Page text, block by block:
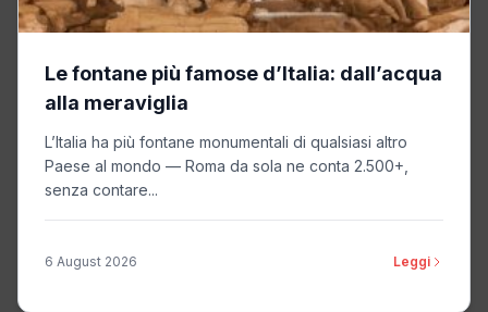
Le fontane più famose d’Italia: dall’acqua
alla meraviglia
L’Italia ha più fontane monumentali di qualsiasi altro
Paese al mondo — Roma da sola ne conta 2.500+,
senza contare...
6 August 2026 Leggi